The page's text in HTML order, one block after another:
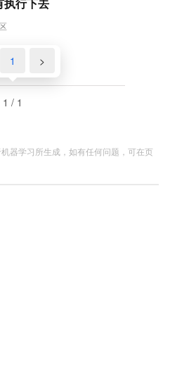
1 >
1 / 1
器学习所生成，如有任何问题，可在页